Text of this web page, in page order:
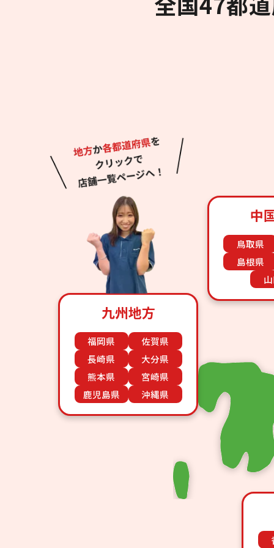
中
鳥取県
島根県
九州地方
福岡県
佐賀県
長崎県
大分県
熊本県
宮崎県
鹿児島県
沖縄県